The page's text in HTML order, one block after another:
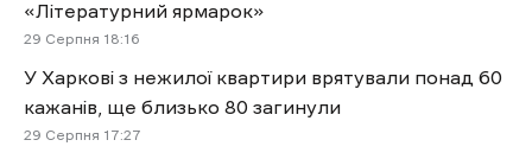
«Літературний ярмарок»
29 Cерпня 18:16
У Харкові з нежилої квартири врятували понад 60
кажанів, ще близько 80 загинули
29 Cерпня 17:27